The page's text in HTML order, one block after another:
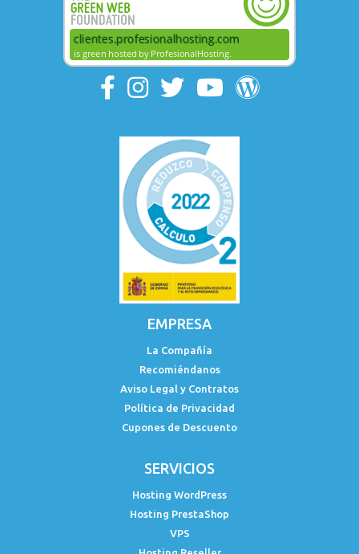
EMPRESA
La Compañía
Recomiéndanos
Aviso Legal y Contratos
Política de Privacidad
Cupones de Descuento
SERVICIOS
Hosting WordPress
Hosting PrestaShop
VPS